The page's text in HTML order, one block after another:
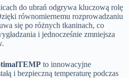
do ubrań odgrywa kluczową rolę
równomiernemu rozprowadzaniu
się po różnych tkaninach, co
i jednocześnie zmniejsza
to innowacyjne
i bezpieczną temperaturę podczas